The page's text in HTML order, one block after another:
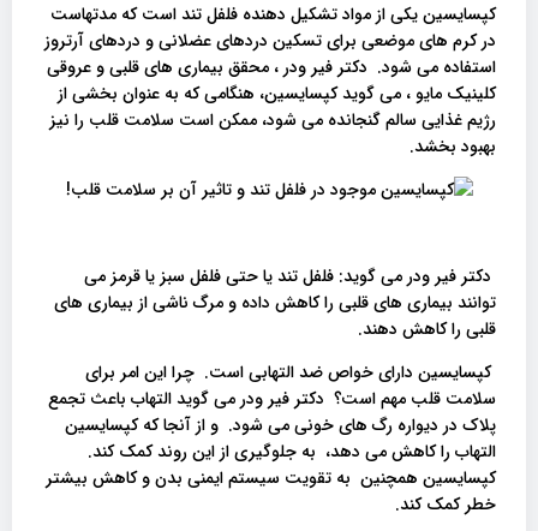
کپسایسین یکی از مواد تشکیل دهنده فلفل تند است که مدتهاست
در کرم های موضعی برای تسکین دردهای عضلانی و دردهای آرتروز
استفاده می شود. دکتر فیر ودر ، محقق بیماری های قلبی و عروقی
کلینیک مایو ، می گوید کپسایسین، هنگامی که به عنوان بخشی از
رژیم غذایی سالم گنجانده می شود، ممکن است سلامت قلب را نیز
بهبود بخشد.
دکتر فیر ودر می گوید: فلفل تند یا حتی فلفل سبز یا قرمز می
توانند بیماری های قلبی را کاهش داده و مرگ ناشی از بیماری های
قلبی را کاهش دهند.
کپسایسین دارای خواص ضد التهابی است. چرا این امر برای
سلامت قلب مهم است؟ دکتر فیر ودر می گوید التهاب باعث تجمع
پلاک در دیواره رگ های خونی می شود. و از آنجا که کپسایسین
التهاب را کاهش می دهد، به جلوگیری از این روند کمک کند.
کپسایسین همچنین به تقویت سیستم ایمنی بدن و کاهش بیشتر
خطر کمک کند.